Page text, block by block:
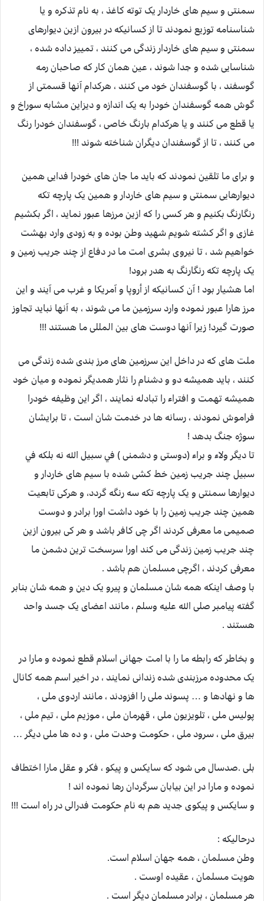
سمنتی و سیم های خاردار یک توته کاغذ ، به نام تذکره و یا
شناسنامه توزیع نمودند تا از کسانیکه در بیرون ازین دیوارهای
سمنتی و سیم های خاردار زندگی می کنند ، تمییز داده شده ،
شناسایی شده و جدا شوند ، عین همان کار که صاحبان رمه
گوسفند ، با گوسفندان خود می کنند ، هرکدام آنها قسمتی از
گوش همه گوسفندان خودرا به یک اندازه و دیزاین مشابه سوراخ و
یا قطع می کنند و یا هرکدام بارنگ خاصی ، گوسفندان خودرا رنگ
می کنند ، تا از گوسفندان دیگران شناخته شوند !!!
و برای ما تلقین نمودند که باید ما جان های خودرا فدایی همین
دیوارهایی سمنتی و سیم های خاردار و همین یک پارچه تکه
رنگارنگ بکنیم و هر کسی را که ازین مرزها عبور نماید ، اگر بکشیم
غازی و اگر کشته شویم شهید وطن بوده و به زودی وارد بهشت
خواهیم شد ، تا نیروی بشری امت ما در دفاع از چند جریب زمین و
یک پارچه تکه رنگارنگ به هدر برود!
اما هشیار بود ! آن کسانیکه از أروپا و آمریکا و غرب می آیند و این
مرز هارا عبور نموده وارد سرزمین ما می شوند ، به آنها نباید تجاوز
صورت گیرد! زیرا آنها دوست های بین المللی ما هستند !!!
ملت های که در داخل این سرزمین های مرز بندی شده زندگی می
کنند ، باید همیشه دو و دشنام را نثار همدیگر نموده و میان خود
همیشه تهمت و افتراء را تبادله نمایند ، اگر این وظیفه خودرا
فراموش نمودند ، رسانه ها در خدمت شان است ، تا برایشان
سوژه جنگ بدهد !
تا دیگر ولاء و براء (دوستی و دشمنی ) في سبيل الله نه بلكه في
سبيل چند جریب زمین خط کشی شده با سیم های خاردار و
دیوارها سمنتی و یک پارچه تکه سه رنگه گردد، و هرکی تابعیت
همین چند جریب زمین را با خود داشت اورا برادر و دوست
صمیمی ما معرفی کردند اگر چی کافر باشد و هر کی بیرون ازین
چند جریب زمین زندگی می کند اورا سرسخت ترین دشمن ما
معرفی کردند ، اگرچی مسلمان هم باشد .
با وصف اینکه همه شان مسلمان و پیرو یک دین و همه شان بنابر
گفته پیامبر صلی الله علیه وسلم ، مانند اعضای یک جسد واحد
هستند .
و بخاطر که رابطه ما را با امت جهانی اسلام قطع نموده و مارا در
یک محدوده مرزبندی شده زندانی نمایند ، در اخیر اسم همه کانال
ها و نهادها و … پسوند ملی را افزودند ، مانند اردوی ملی ،
پولیس ملی ، تلویزیون ملی ، قهرمان ملی ، موزیم ملی ، تیم ملی ،
بیرق ملی ، سرود ملی ، حکومت وحدت ملی ، و ده ها ملی دیگر …
بلی .صدسال می شود که سایکس و پیکو ، فکر و عقل مارا اختطاف
نموده و مارا در این بیابان سرگردان رها نموده اند !
و سایکس و پیکوی جدید هم به نام حکومت فدرالی در راه است !!!
درحالیکه :
وطن مسلمان ، همه جهان اسلام است.
هویت مسلمان ، عقیده اوست .
هر مسلمان ، برادر مسلمان دیگر است .